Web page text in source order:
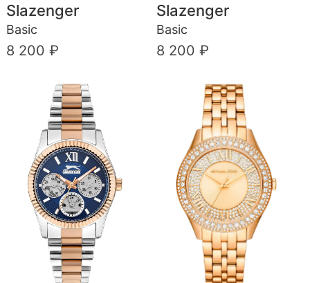
Slazenger
Basic
8 200 ₽
Slazenger
Basic
8 200 ₽